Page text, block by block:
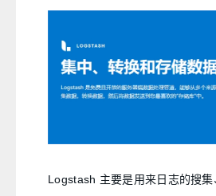
Logstash 主要是用来日志的搜